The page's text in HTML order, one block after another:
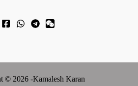
© 2026 -Kamalesh Karan